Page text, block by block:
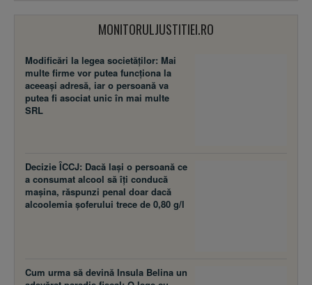
multe firme vor putea funcţiona la
aceeaşi adresă, iar o persoană va
putea fi asociat unic în mai multe
SRL
alcoolemia şoferului trece de 0,80 g/l
Cum urma să devină Insula Belina un
adevărat paradis fiscal: O lege cu